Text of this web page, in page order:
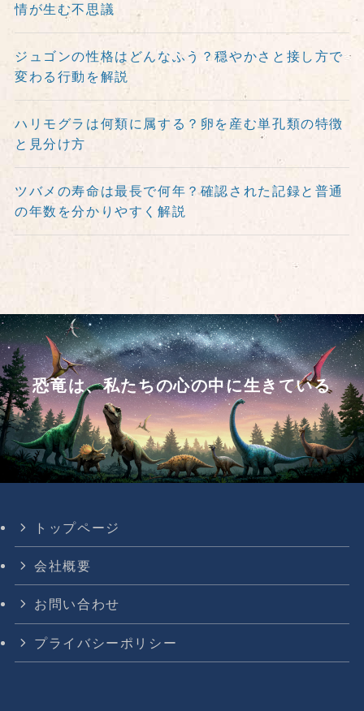
情が生む不思議
ジュゴンの性格はどんなふう？穏やかさと接し方で
変わる行動を解説
ハリモグラは何類に属する？卵を産む単孔類の特徴
と見分け方
ツバメの寿命は最長で何年？確認された記録と普通
の年数を分かりやすく解説
恐竜は、私たちの心の中に生きている
トップページ
会社概要
お問い合わせ
プライバシーポリシー